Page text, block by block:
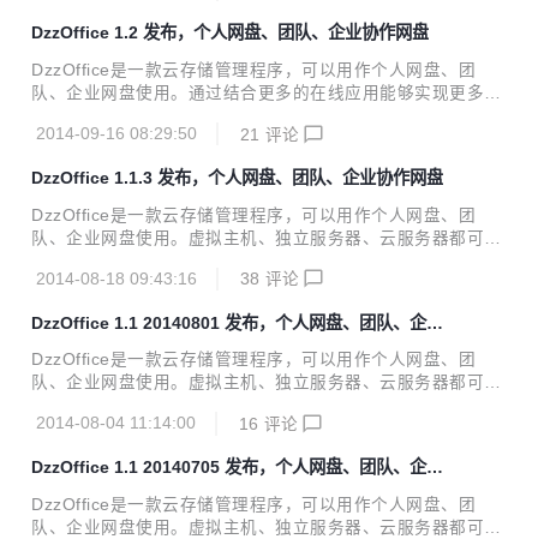
1：安全更新：修复某些非正式版apache导致的文件安全问
题。 2：安全更新：修复注册用户名和用户姓名过滤不严格导
致的可能的XSS攻击。 3：数据库支持mysqli连接方式。 4：
市场中已新增两款主题，相...
DzzOffice 1.2 发布，个人网盘、团队、企业协作网盘
DzzOffice是一款云存储管理程序，可以用作个人网盘、团
队、企业网盘使用。通过结合更多的在线应用能够实现更多的
www.dzzoffice.com/intro/index.html 以下为本次更新主要内
登录。可以在系统内设置独立登陆页的标题、副标题。可以指
定背景色、背景图片或者背景为网址。 2: 重构了目录的权限
系统： a.通过权限来控制不同用户组，不同位置的用户的操作
改，增加“只读”、“读写1”、“读写2”、“只写”、...
2014-09-16 08:29:50 21 评论
DzzOffice 1.1.3 发布，个人网盘、团队、企业协作网盘
DzzOffice是一款云存储管理程序，可以用作个人网盘、团
队、企业网盘使用。虚拟主机、独立服务器、云服务器都可以
大用户量时，单台服务器存储空间不足的情况。支持设置多机
式的空间管理，如：有多个FTP空间，可以把多个ftp空间当作
存储空间使用。也可以通过FTP这个功能，同时管理多个站点
的FTP。 还可以再继续添加一些其他云存储，如：阿里云OS
端存储空间之间的复制、删除、移动等操作就像使用本地磁盘
2014-08-18 09:43:16 38 评论
DzzOffice 1.1 20140801 发布，个人网盘、团队、企业
协作网盘
DzzOffice是一款云存储管理程序，可以用作个人网盘、团
队、企业网盘使用。虚拟主机、独立服务器、云服务器都可以
大用户量时，单台服务器存储空间不足的情况。支持设置多机
式的空间管理，如：有多个FTP空间，可以把多个ftp空间当作
存储空间使用。也可以通过FTP这个功能，同时管理多个站点
的FTP。 还可以再继续添加一些其他云存储，如：阿里云OS
2014-08-04 11:14:00 16 评论
DzzOffice 1.1 20140705 发布，个人网盘、团队、企业
协作网盘
DzzOffice是一款云存储管理程序，可以用作个人网盘、团
队、企业网盘使用。虚拟主机、独立服务器、云服务器都可以